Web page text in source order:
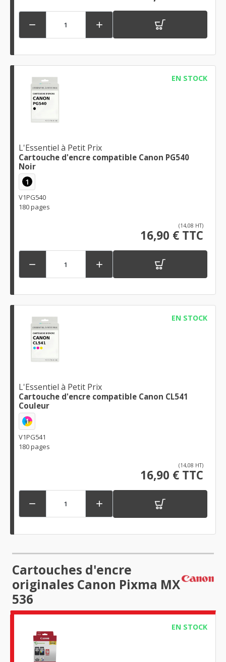
 
EN STOCK
L'Essentiel à Petit Prix
Cartouche d'encre compatible Canon PG540
Noir
1
V1PG540
180 pages
(14,08 HT)
16,90 € TTC
 
EN STOCK
L'Essentiel à Petit Prix
Cartouche d'encre compatible Canon CL541
Couleur
1
V1PG541
180 pages
(14,08 HT)
16,90 € TTC
 
Cartouches d'encre
originales Canon Pixma MX
536
EN STOCK